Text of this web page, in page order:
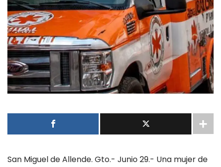
San Miguel de Allende. Gto.- Junio 29.- Una mujer de